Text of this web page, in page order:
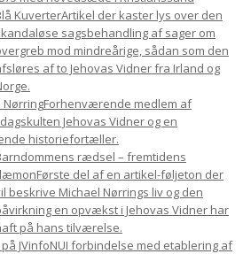
KuverterArtikel der kaster lys over den
sagsbehandling af sager om
mod mindreårige, sådan som den
af to Jehovas Vidner fra Irland og
NørringForhenværende medlem af
Jehovas Vidner og en
historiefortæller.
rædsel – fremtidens
Første del af en artikel-føljeton der
beskrive Michael Nørrings liv og den
en opvækst i Jehovas Vidner har
på hans tilværelse.
JVinfoNUI forbindelse med etablering af